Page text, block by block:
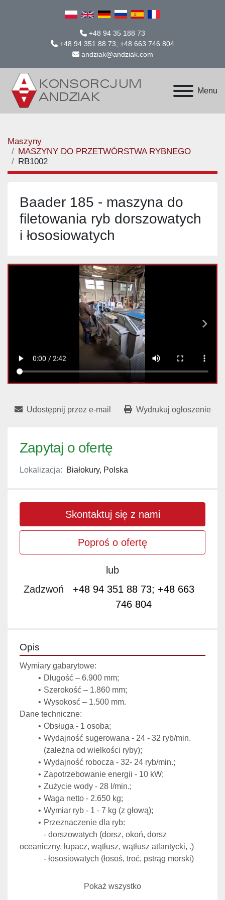
+48 94 35 188 73
+48 94 351 88 73; +48 663 746 804
andziak@andziak.com
Menu
Maszyny
MASZYNY DO PRZETWÓRSTWA RYBNEGO
RB1002
Baader 185 - maszyna do
filetowania ryb dorszowatych
i łososiowatych
Udostępnij przez e-mail Wydrukuj ogłoszenie
Zapytaj o ofertę
Lokalizacja: Białokury, Polska
Skontaktuj się z nami
Poproś o ofertę
lub
Zadzwoń
+48 94 351 88 73; +48 663
746 804
Opis
Wymiary gabarytowe:
Długość – 6.900 mm;
Szerokość – 1.860 mm;
Wysokosć – 1.500 mm.
Dane techniczne:
Obsługa - 1 osoba;
Wydajność sugerowana - 24 - 32 ryb/min.
(zależna od wielkości ryby);
Wydajność robocza - 32- 24 ryb/min.;
Zapotrzebowanie energii - 10 kW;
Zużycie wody - 28 l/min.;
Waga netto - 2.650 kg;
Wymiar ryb - 1 - 7 kg (z głową);
Przeznaczenie dla ryb:
oceaniczny, łupacz, wątłusz, wątłusz atlantycki, .)
			- łososiowatych (łosoś, troć, pstrąg morski)
Na podstawowo skonfigurowanej maszynie można
Pokaż wszystko